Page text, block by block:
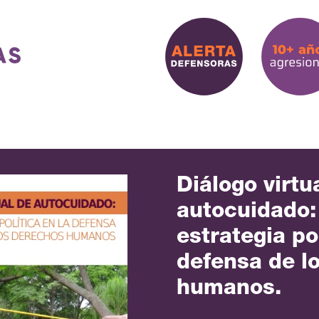
Diálogo
estrategia
defensa de
humanos.